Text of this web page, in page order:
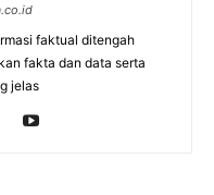
faktual ditengah
fakta dan data serta
jelas